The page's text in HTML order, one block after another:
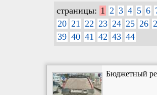
страницы: 1 2 3 4 5 6
20 21 22 23 24 25 26
39 40 41 42 43 44
Бюджетный